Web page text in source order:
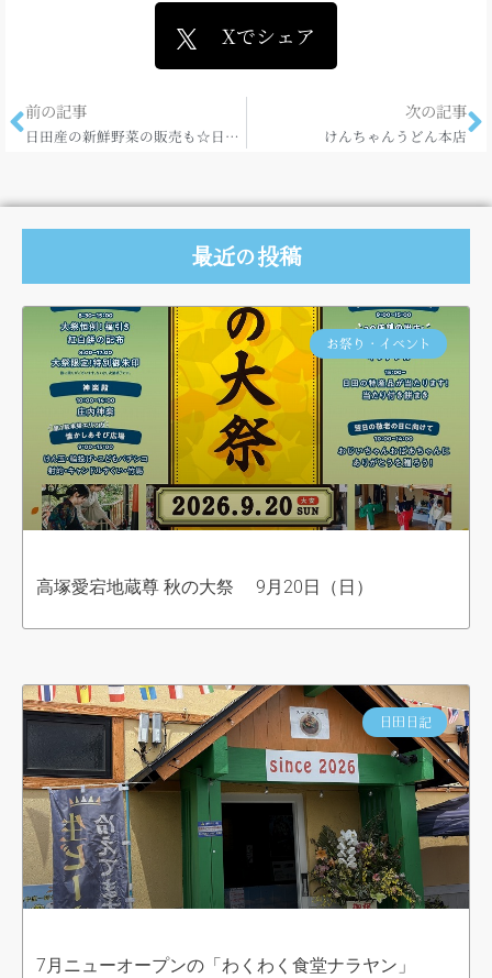
Xでシェア
前の記事
日田産の新鮮野菜の販売も☆日田の食を伝える まるせ。
次の記事
けんちゃんうどん本店
最近の投稿
お祭り・イベント
高塚愛宕地蔵尊 秋の大祭 9月20日（日）
日田日記
7月ニューオープンの「わくわく食堂ナラヤン」